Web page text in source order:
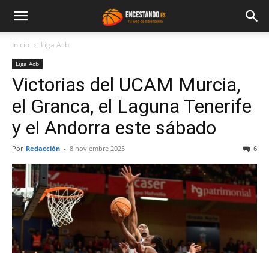
Inicio Liga Acb
Liga Acb
Victorias del UCAM Murcia,
el Granca, el Laguna Tenerife
y el Andorra este sábado
Por Redacción - 8 noviembre 2025 6